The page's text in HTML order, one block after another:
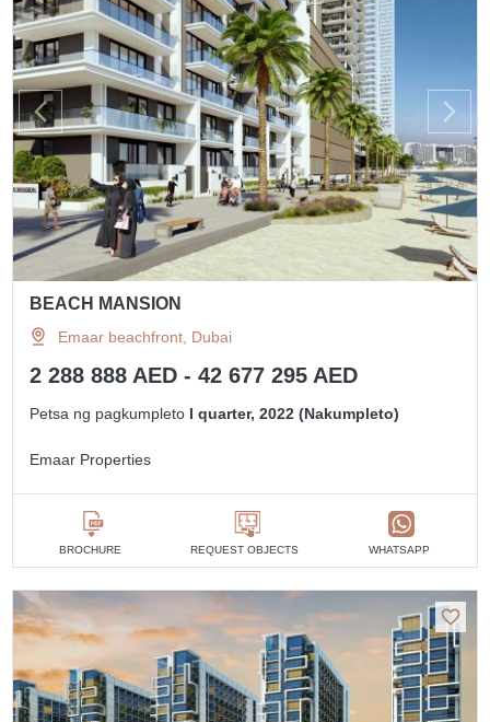
BEACH MANSION
Emaar beachfront, Dubai
2 288 888 AED - 42 677 295 AED
Petsa ng pagkumpleto I quarter, 2022 (Nakumpleto)
Emaar Properties
BROCHURE REQUEST OBJECTS WHATSAPP